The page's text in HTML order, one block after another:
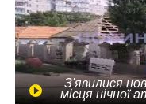
З'явилися
місця нічної